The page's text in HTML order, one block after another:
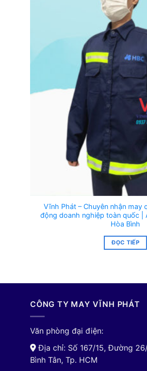
Vĩnh Phát – Chuyên nhận may
động doanh nghiệp toàn quốc |
Hòa Bình
ĐỌC TIẾP
CÔNG TY MAY VĨNH PHÁT
Văn phòng đại điện:
Địa chỉ: Số 167/15, Đường
Bình Tân, Tp. HCM